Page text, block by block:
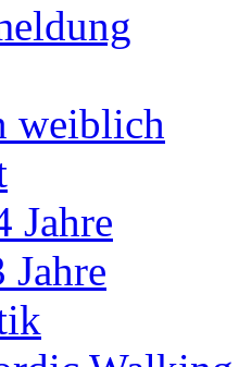
weiblich
Jahre